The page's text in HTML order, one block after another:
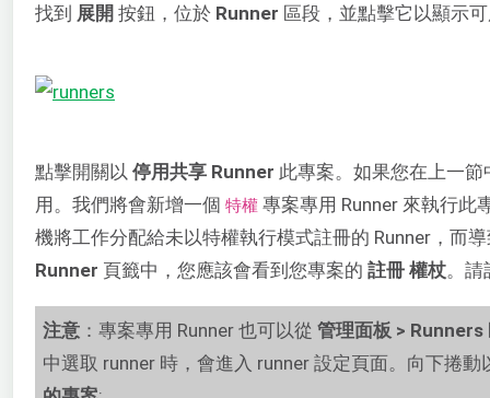
找到 展開 按鈕，位於 Runner 區段，並點擊它以顯示
點擊開關以 停用共享 Runner 此專案。如果您在上一
用。我們將會新增一個 特權 專案專用 Runner 來執行此
機將工作分配給未以特權執行模式註冊的 Runner，而
Runner 頁籤中，您應該會看到您專案的 註冊 權杖。請
注意 ：專案專用 Runner 也可以從 管理面板 > Runners
中選取 runner 時，會進入 runner 設定頁面。向下捲